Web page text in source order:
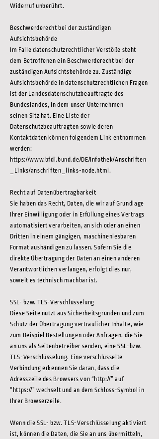
Widerruf unberührt.
Beschwerderecht bei der zuständigen
Aufsichtsbehörde
Im Falle datenschutzrechtlicher Verstöße steht
dem Betroffenen ein Beschwerderecht bei der
zuständigen Aufsichtsbehörde zu. Zuständige
Aufsichtsbehörde in datenschutzrechtlichen Fragen
ist der Landesdatenschutzbeauftragte des
Bundeslandes, in dem unser Unternehmen
seinen Sitz hat. Eine Liste der
Datenschutzbeauftragten sowie deren
Kontaktdaten können folgendem Link entnommen
werden:
https://www.bfdi.bund.de/DE/Infothek/Anschriften
_Links/anschriften_links-node.html.
Recht auf Datenübertragbarkeit
Sie haben das Recht, Daten, die wir auf Grundlage
Ihrer Einwilligung oder in Erfüllung eines Vertrags
automatisiert verarbeiten, an sich oder an einen
Dritten in einem gängigen, maschinenlesbaren
Format aushändigen zu lassen. Sofern Sie die
direkte Übertragung der Daten an einen anderen
Verantwortlichen verlangen, erfolgt dies nur,
soweit es technisch machbar ist.
SSL- bzw. TLS-Verschlüsselung
Diese Seite nutzt aus Sicherheitsgründen und zum
Schutz der Übertragung vertraulicher Inhalte, wie
zum Beispiel Bestellungen oder Anfragen, die Sie
an uns als Seitenbetreiber senden, eine SSL-bzw.
TLS-Verschlüsselung. Eine verschlüsselte
Verbindung erkennen Sie daran, dass die
Adresszeile des Browsers von “http://” auf
“https://” wechselt und an dem Schloss-Symbol in
Ihrer Browserzeile.
Wenn die SSL- bzw. TLS-Verschlüsselung aktiviert
ist, können die Daten, die Sie an uns übermitteln,